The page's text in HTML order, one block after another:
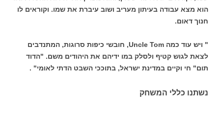
הוא מצא עבודה בעיתון מעריב ושוב עיברת את שמו. וקוראים לו
חנוך דאום.
" ויש עוד כמה Uncle Tom, חובשי כיפות סרוגות, המתנדבים
לצאת לגוש קטיף ולסלק במו ידיהם את היהודים משם. "הדוד
תום" חי וקיים במדינת ישראל, בתוככי השבט הדתי לאומי" .
נשתנו כללי המשחק